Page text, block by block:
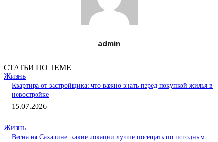
admin
СТАТЬИ ПО ТЕМЕ
Жизнь
Квартира от застройщика: что важно знать перед покупкой жилья в
новостройке
15.07.2026
Жизнь
Весна на Сахалине: какие локации лучше посещать по погодным